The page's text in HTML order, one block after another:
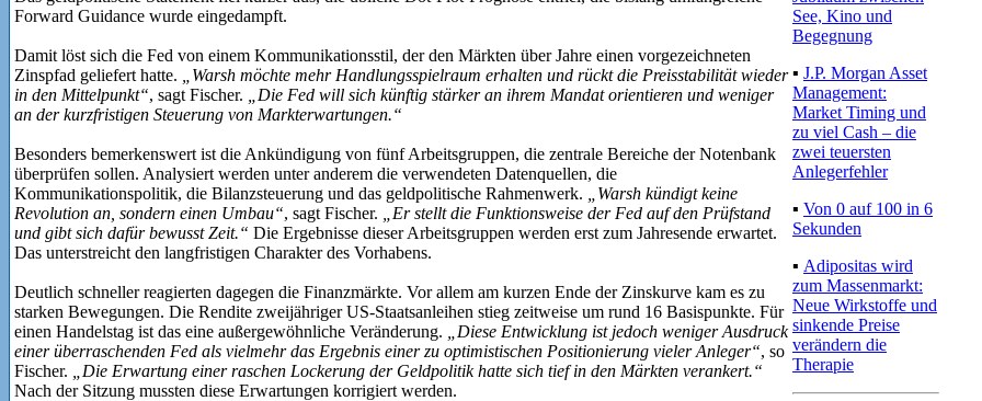
Forward Guidance wurde eingedampft.
Damit löst sich die Fed von einem Kommunikationsstil, der den Märkten über Jahre einen vorgezeichneten
Zinspfad geliefert hatte. „Warsh möchte mehr Handlungsspielraum erhalten und rückt die Preisstabilität wieder
in den Mittelpunkt“, sagt Fischer.
„Die Fed will sich künftig stärker an ihrem Mandat orientieren und weniger
an der kurzfristigen Steuerung von Markterwartungen.“
Besonders bemerkenswert ist die Ankündigung von fünf Arbeitsgruppen, die zentrale Bereiche der Notenbank
überprüfen sollen. Analysiert werden unter anderem die verwendeten Datenquellen, die
Kommunikationspolitik, die Bilanzsteuerung und das geldpolitische Rahmenwerk.
„Warsh kündigt keine
Revolution an, sondern einen Umbau“, sagt Fischer.
„Er stellt die Funktionsweise der Fed auf den Prüfstand
und gibt sich dafür bewusst Zeit.“ Die Ergebnisse dieser Arbeitsgruppen werden erst zum Jahresende erwartet.
Das unterstreicht den langfristigen Charakter des Vorhabens.
Deutlich schneller reagierten dagegen die Finanzmärkte. Vor allem am kurzen Ende der Zinskurve kam es zu
starken Bewegungen. Die Rendite zweijähriger US-Staatsanleihen stieg zeitweise um rund 16 Basispunkte. Für
einen Handelstag ist das eine außergewöhnliche Veränderung.
„Diese Entwicklung ist jedoch weniger Ausdruck
einer überraschenden Fed als vielmehr das Ergebnis einer zu optimistischen Positionierung vieler Anleger“, so
Fischer.
„Die Erwartung einer raschen Lockerung der Geldpolitik hatte sich tief in den Märkten verankert.“
Nach der Sitzung mussten diese Erwartungen korrigiert werden.
See, Kino und
Begegnung
▪ J.P. Morgan Asset
Management:
Market Timing und
zu viel Cash – die
zwei teuersten
Anlegerfehler
▪ Von 0 auf 100 in 6
Sekunden
▪ Adipositas wird
zum Massenmarkt:
Neue Wirkstoffe und
sinkende Preise
verändern die
Therapie